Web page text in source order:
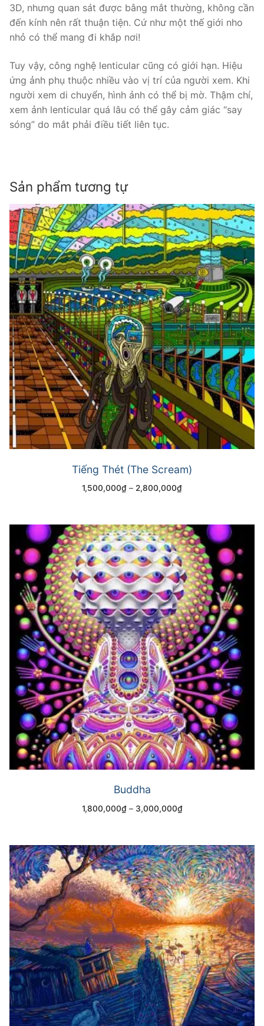
3D, nhưng quan sát được bằng mắt thường, không cần
đến kính nên rất thuận tiện. Cứ như một thế giới nho
nhỏ có thể mang đi khắp nơi!
Tuy vậy, công nghệ lenticular cũng có giới hạn. Hiệu
ứng ảnh phụ thuộc nhiều vào vị trí của người xem. Khi
người xem di chuyển, hình ảnh có thể bị mờ. Thậm chí,
xem ảnh lenticular quá lâu có thể gây cảm giác “say
sóng” do mắt phải điều tiết liên tục.
Sản phẩm tương tự
Tiếng Thét (The Scream)
1,500,000₫ – 2,800,000₫
Buddha
1,800,000₫ – 3,000,000₫